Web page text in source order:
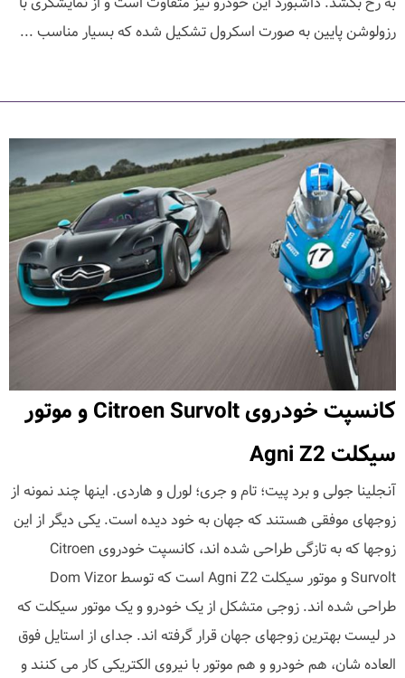
رزولوشن پایین به صورت اسکرول تشکیل شده که بسیار مناسب ...
کانسپت خودروی Citroen Survolt و موتور
سیکلت Agni Z2
آنجلینا جولی و برد پیت؛ تام و جری؛ لورل و هاردی. اینها چند نمونه از
زوجهای موفقی هستند که جهان به خود دیده است. یکی دیگر از این
زوجها که به تازگی طراحی شده اند، کانسپت خودروی Citroen
Survolt و موتور سیکلت Agni Z2 است که توسط Dom Vizor
طراحی شده اند. زوجی متشکل از یک خودرو و یک موتور سیکلت که
در لیست بهترین زوجهای جهان قرار گرفته اند. جدای از استایل فوق
العاده شان، هم خودرو و هم موتور با نیروی الکتریکی کار می کنند و